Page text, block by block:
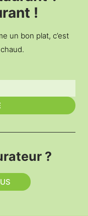
!
un bon plat, c’est
?